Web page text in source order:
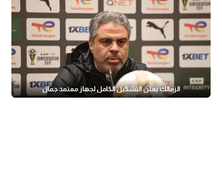
الزمالك يعلن التشكيل الكامل لجهاز معتمد جمال